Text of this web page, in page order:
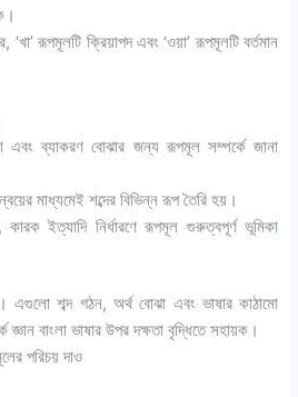
‘খা’ রূপমূলটি ক্রিয়াপদ এবং ‘ওয়া’ রূপমূলটি বর্তমান
এবং ব্যাকরণ বোঝার জন্য রূপমূল সম্পর্কে জানা
মাধ্যমেই শব্দের বিভিন্ন রূপ তৈরি হয়।
ইত্যাদি নির্ধারণে রূপমূল গুরুত্বপূর্ণ ভূমিকা
এগুলো শব্দ গঠন, অর্থ বোঝা এবং ভাষার কাঠামো
বাংলা ভাষার উপর দক্ষতা বৃদ্ধিতে সহায়ক।
পরিচয় দাও